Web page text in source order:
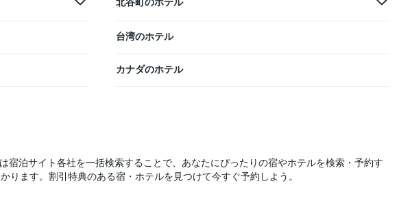
台湾のホテル
カナダのホテル
宿泊サイト各社を一括検索することで、あなたにぴったりの宿やホテルを検索・予約す
ます。割引特典のある宿・ホテルを見つけて今すぐ予約しよう。